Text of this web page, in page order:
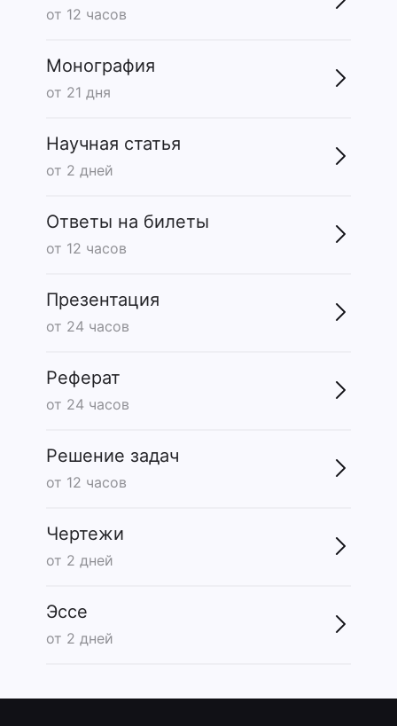
от 12 часов
Монография
от 21 дня
Научная статья
от 2 дней
Ответы на билеты
от 12 часов
Презентация
от 24 часов
Реферат
от 24 часов
Решение задач
от 12 часов
Чертежи
от 2 дней
Эссе
от 2 дней